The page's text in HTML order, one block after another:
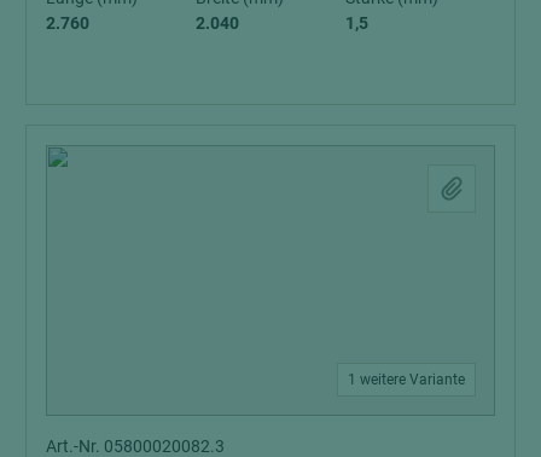
2.760
2.040
1,5
1 weitere Variante
Art.-Nr. 05800020082.3